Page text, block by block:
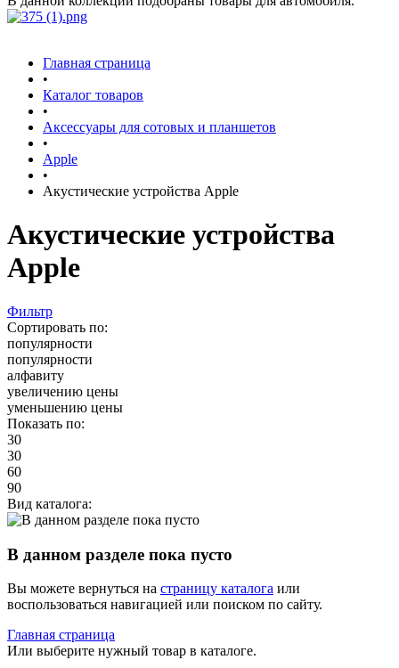
Главная страница
•
Каталог товаров
•
Аксессуары для сотовых и планшетов
•
Apple
•
Акустические устройства Apple
Акустические устройства
Apple
Фильтр
Сортировать по:
популярности
популярности
алфавиту
увеличению цены
уменьшению цены
Показать по:
30
30
60
90
Вид каталога:
В данном разделе пока пусто
Вы можете вернуться на страницу каталога или
воспользоваться навигацией или поиском по сайту.
Главная страница
Или выберите нужный товар в каталоге.